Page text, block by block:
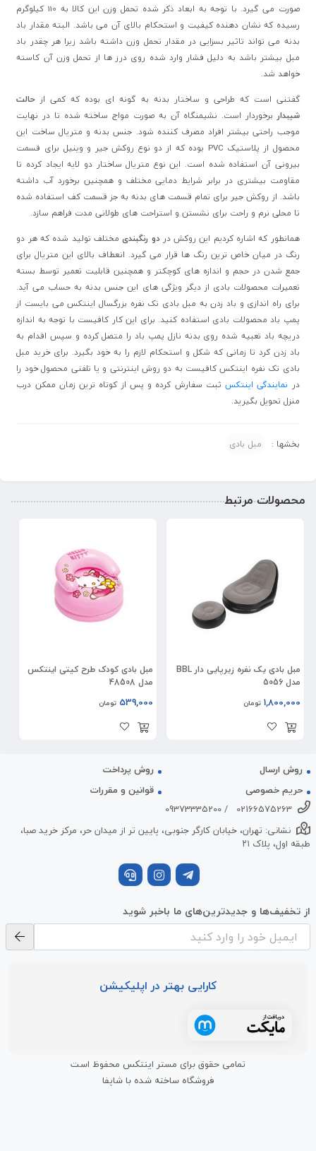
صورت می گیرد. با توجه به ابعاد ذکر شده تحمل وزن این کالا به 110 کیلوگرم
رسیده که نشان دهنده کیفیت و استحکام بالای آن می باشد. البته مقدار باد
بدنه می تواند تاثیر بسزایی در مقدار تحمل وزن داشته باشد زیرا هر چقدر باد
مبل بیشتر باشد به دلیل فشار وارد شده روی درز ها از تحمل وزن آن کاسته
خواهد شد.
گفتنی است که طراحی و ساختار بدنه به گونه ای بوده که کمی از حالت
شیبدار برخوردار است. نشیمنگاه آن به صورت مواج ساخته شده تا در نهایت
موجب راحتی بیشتر افراد مصرف کننده شود. جنس بدنه و متریال ساخت این
محصول از پلاستیک PVC بوده که از دو نوع روکش جیر و وینیل برای قسمت
بیرونی آن استفاده شده است. این نوع متریال ساختار دو لایه ایجاد کرده تا
مقاومت بیشتری در برابر شرایط دمایی مختلف و همچنین برخورد آب داشته
باشد. از روکش جیر برای تمام قسمت های بدنه به جز قسمت کف استفاده شده
تا محلی نرم و راحت برای نشستن و استراحت های طولانی مدت فراهم سازد.
همانطور که اشاره کردیم این روکش در دو رنگبندی مختلف تولید شده که هر دو
رنگ در میان خاص ترین رنگ ها قرار می گیرد. انعطاف بالای این متریال برای
جمع شدن در حجم و اندازه های کوچکتر و همچنین قابلیت تعمیر توسط بسته
تعمیرات محصولات بادی از دیگر ویژگی های این جنس بدنه به حساب می آید.
برای راه اندازی و باد زدن به مبل بادی تک نفره بزرگسال اینتکس می بایست از
پمپ باد محصولات بادی استفاده کنید. برای این کار کافیست با توجه به اندازه
دریچه باد تعبیه شده روی بدنه نازل پمپ باد را متصل کرده و سپس اقدام به
باد زدن کرد تا زمانی که شکل و استحکام لازم را به خود بگیرد. برای خرید مبل
بادی تک نفره اینتکس کافیست به دو روش اینترنتی و یا تلفنی محصول خود را
در نمایندگی اینتکس ثبت سفارش کرده و پس از کوتاه ترین زمان ممکن درب
منزل تحویل بگیرید.
بخشها : مبل بادی
محصولات مرتبط
مبل بادی یک نفره زیرپایی دار BBL
مدل 5056
1,800,000 تومان
مبل بادی کودک طرح کیتی اینتکس
مدل 48508
539,000 تومان
روش ارسال
روش پرداخت
حریم خصوصی
قوانین و مقررات
02166575263
/
09373335200
نشانی: تهران، خیابان کارگر جنوبی، پایین تر از میدان حر، مرکز خرید صبا،
طبقه اول، پلاک ۲۱
از تخفیف‌ها و جدیدترین‌های ما باخبر شوید
کارایی بهتر در اپلیکیشن
تمامی حقوق برای مستر اینتکس محفوظ است
فروشگاه ساخته شده با شاپفا